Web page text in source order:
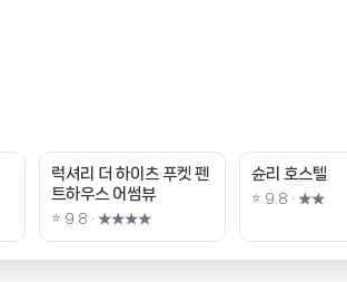
럭셔리 더 하이츠 푸켓 펜
트하우스 어썸뷰
⭐ 9.8 · ★★★★
슌리 호스텔
⭐ 9.8 · ★★